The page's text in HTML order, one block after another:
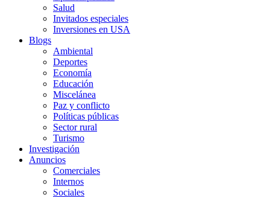
Salud
Invitados especiales
Inversiones en USA
Blogs
Ambiental
Deportes
Economía
Educación
Miscelánea
Paz y conflicto
Políticas públicas
Sector rural
Turismo
Investigación
Anuncios
Comerciales
Internos
Sociales